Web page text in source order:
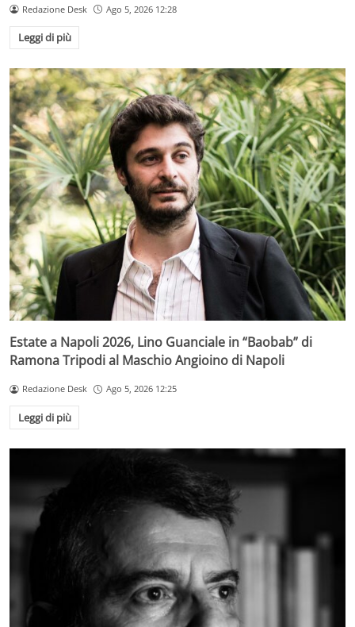
Redazione Desk Ago 5, 2026 12:28
Leggi di più
Estate a Napoli 2026, Lino Guanciale in “Baobab” di
Ramona Tripodi al Maschio Angioino di Napoli
Redazione Desk Ago 5, 2026 12:25
Leggi di più